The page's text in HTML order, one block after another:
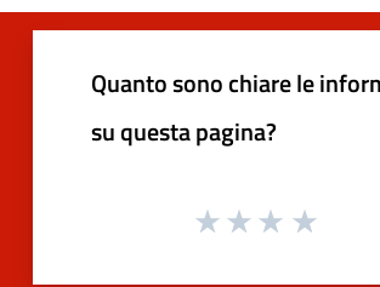
Quanto sono chiare le
su questa pagina?